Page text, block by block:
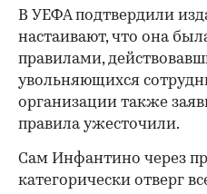
В УЕФА подтвердили
настаивают, что она
правилами,
увольняющихся
организации также
правила ужесточили.
Сам Инфантино через
категорически отверг